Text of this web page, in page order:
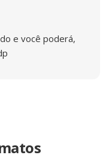
e você poderá,